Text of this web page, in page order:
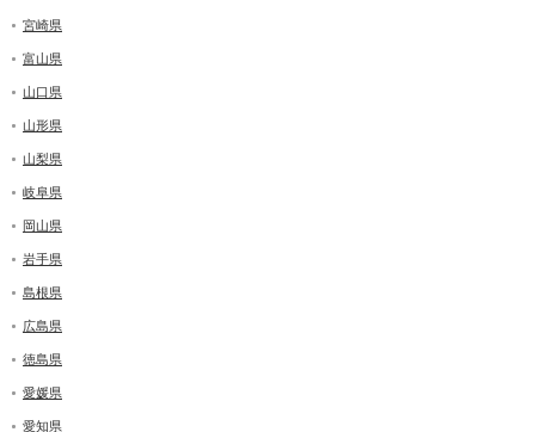
宮崎県
富山県
山口県
山形県
山梨県
岐阜県
岡山県
岩手県
島根県
広島県
徳島県
愛媛県
愛知県